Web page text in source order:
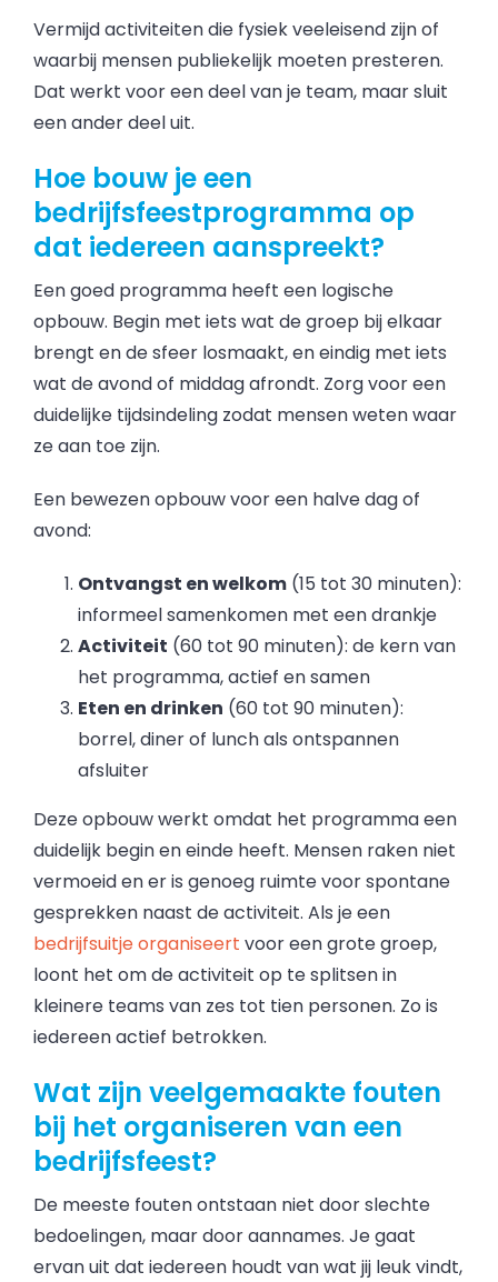
Vermijd activiteiten die fysiek veeleisend zijn of
waarbij mensen publiekelijk moeten presteren.
Dat werkt voor een deel van je team, maar sluit
een ander deel uit.
Hoe bouw je een
bedrijfsfeestprogramma op
dat iedereen aanspreekt?
Een goed programma heeft een logische
opbouw. Begin met iets wat de groep bij elkaar
brengt en de sfeer losmaakt, en eindig met iets
wat de avond of middag afrondt. Zorg voor een
duidelijke tijdsindeling zodat mensen weten waar
ze aan toe zijn.
Een bewezen opbouw voor een halve dag of
avond:
Ontvangst en welkom (15 tot 30 minuten):
informeel samenkomen met een drankje
Activiteit (60 tot 90 minuten): de kern van
het programma, actief en samen
Eten en drinken (60 tot 90 minuten):
borrel, diner of lunch als ontspannen
afsluiter
Deze opbouw werkt omdat het programma een
duidelijk begin en einde heeft. Mensen raken niet
vermoeid en er is genoeg ruimte voor spontane
gesprekken naast de activiteit. Als je een
bedrijfsuitje organiseert voor een grote groep,
loont het om de activiteit op te splitsen in
kleinere teams van zes tot tien personen. Zo is
iedereen actief betrokken.
Wat zijn veelgemaakte fouten
bij het organiseren van een
bedrijfsfeest?
De meeste fouten ontstaan niet door slechte
bedoelingen, maar door aannames. Je gaat
ervan uit dat iedereen houdt van wat jij leuk vindt,